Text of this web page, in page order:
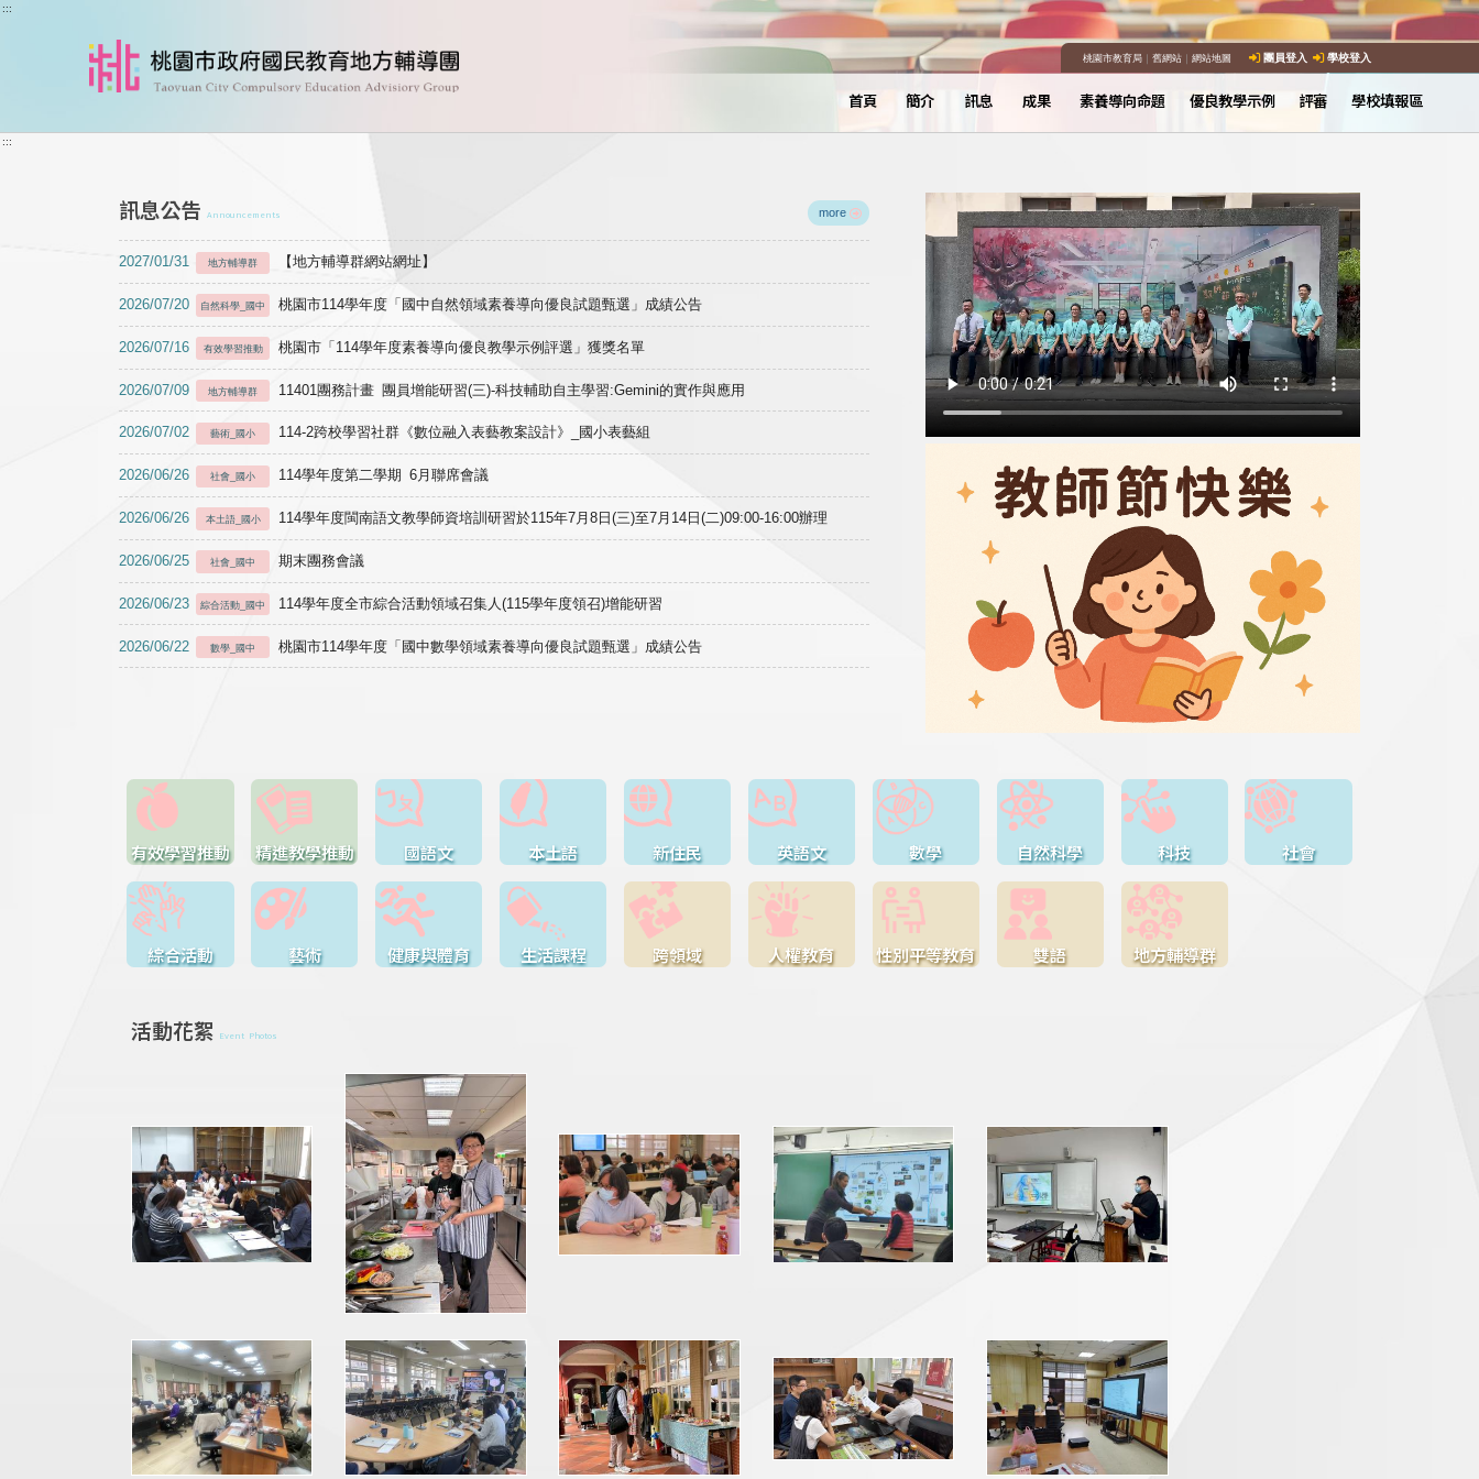
跳到主要內容
:::
桃園市教育局｜ 舊網站｜ 網站地圖 團員登入 學校登入
首頁 簡介 訊息 成果 素養導向命題 優良教學示例 評審 學校填報區
:::
訊息公告 Announcements more
2027/01/31 地方輔導群 【地方輔導群網站網址】
2026/07/20 自然科學_國中 桃園市114學年度「國中自然領域素養導向優良試題甄選」成績公告
2026/07/16 有效學習推動 桃園市「114學年度素養導向優良教學示例評選」獲獎名單
2026/07/09 地方輔導群 11401團務計畫 團員增能研習(三)-科技輔助自主學習:Gemini的實作與應用
2026/07/02 藝術_國小 114-2跨校學習社群《數位融入表藝教案設計》_國小表藝組
2026/06/26 社會_國小 114學年度第二學期 6月聯席會議
2026/06/26 本土語_國小 114學年度閩南語文教學師資培訓研習於115年7月8日(三)至7月14日(二)09:00-16:00辦理
2026/06/25 社會_國中 期末團務會議
2026/06/23 綜合活動_國中 114學年度全市綜合活動領域召集人(115學年度領召)增能研習
2026/06/22 數學_國中 桃園市114學年度「國中數學領域素養導向優良試題甄選」成績公告
有效學習推動 精進教學推動 國語文 本土語 新住民 英語文 數學 自然科學 科技 社會
綜合活動 藝術 健康與體育 生活課程 跨領域 人權教育 性別平等教育 雙語 地方輔導群
活動花絮 Event Photos